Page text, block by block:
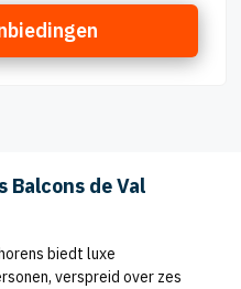
Balcons de Val
biedt luxe
verspreid over zes